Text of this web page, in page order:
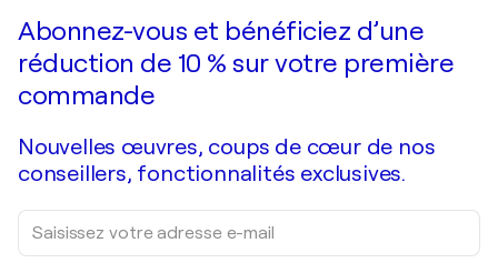
Abonnez-vous et bénéficiez d’une
réduction de 10 % sur votre première
commande
Nouvelles œuvres, coups de cœur de nos
conseillers, fonctionnalités exclusives.